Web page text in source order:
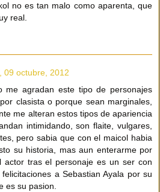
no es tan malo como aparenta, que
real.
09 octubre, 2012
me agradan este tipo de personajes
clasista o porque sean marginales,
me alteran estos tipos de apariencia
intimidando, son flaite, vulgares,
pero sabia que con el maicol habia
su historia, mas aun enterarme por
actor tras el personaje es un ser con
a Sebastian Ayala por su
es su pasion.